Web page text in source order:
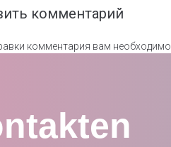
комментарий
комментария вам необходимо